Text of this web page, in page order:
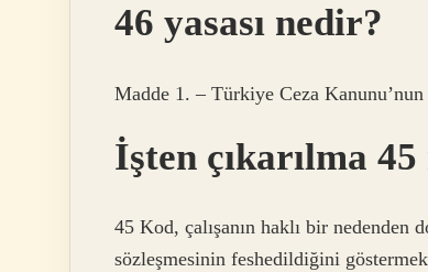
46 yasası nedir?
Madde 1. – Türkiye Ceza
İşten çıkarılma
45 Kod, çalışanın haklı bir nedenden
sözleşmesinin feshedildiğini